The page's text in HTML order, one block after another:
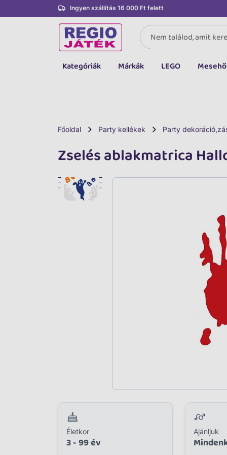
Ingyen szállítás 16 000 Ft felett
Kategóriák
LEGO
Kreatív, fejlesztő
Baba, babakocsi
Márkák LEGO
Főoldal Party kellékek Party
Zselés ablakmatrica
Életkor
3 - 99 év
Ajánljuk